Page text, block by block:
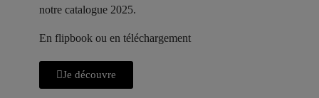
notre catalogue 2025.
En flipbook ou en téléchargement
Je découvre